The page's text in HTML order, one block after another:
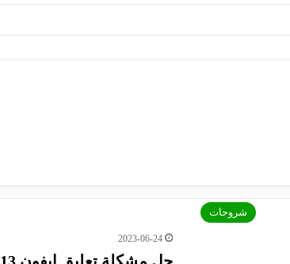
شروحات
2023-06-24